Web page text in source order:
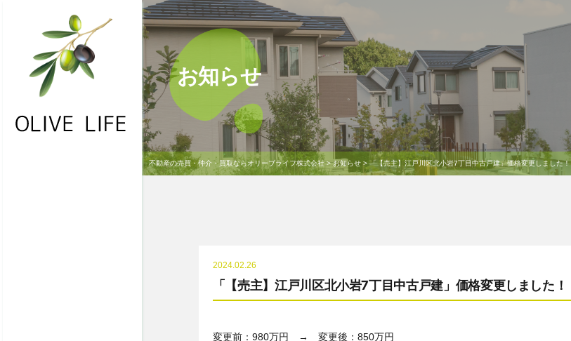
お知らせ
不動産の売買・仲介・買取ならオリーブライフ株式会社>お知らせ>「【売主】江戸川区北小岩7丁目中古戸建」価格変更しました！
2024.02.26
「【売主】江戸川区北小岩7丁目中古戸建」価格変更しました！
変更前：980万円 → 変更後：850万円